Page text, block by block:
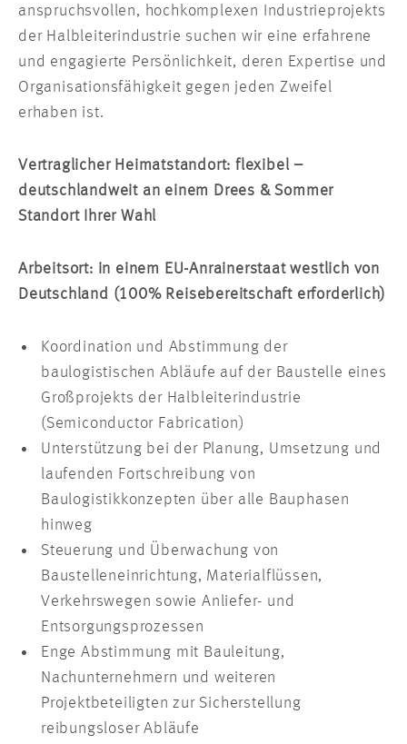
anspruchsvollen, hochkomplexen Industrieprojekts
der Halbleiterindustrie suchen wir eine erfahrene
und engagierte Persönlichkeit, deren Expertise und
Organisationsfähigkeit gegen jeden Zweifel
erhaben ist.
Vertraglicher Heimatstandort: flexibel –
deutschlandweit an einem Drees & Sommer
Standort Ihrer Wahl
Arbeitsort: in einem EU-Anrainerstaat westlich von
Deutschland (100% Reisebereitschaft erforderlich)
Koordination und Abstimmung der
baulogistischen Abläufe auf der Baustelle eines
Großprojekts der Halbleiterindustrie
(Semiconductor Fabrication)
Unterstützung bei der Planung, Umsetzung und
laufenden Fortschreibung von
Baulogistikkonzepten über alle Bauphasen
hinweg
Steuerung und Überwachung von
Baustelleneinrichtung, Materialflüssen,
Verkehrswegen sowie Anliefer- und
Entsorgungsprozessen
Enge Abstimmung mit Bauleitung,
Nachunternehmern und weiteren
Projektbeteiligten zur Sicherstellung
reibungsloser Abläufe